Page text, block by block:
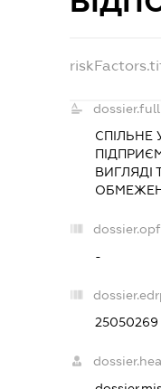
СПІЛЬНЕ
ВИГЛЯДІ
-
25050269